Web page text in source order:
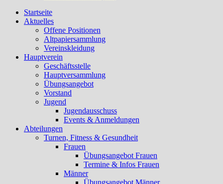
Startseite
Aktuelles
Offene Positionen
Altpapiersammlung
Vereinskleidung
Hauptverein
Geschäftsstelle
Hauptversammlung
Übungsangebot
Vorstand
Jugend
Jugendausschuss
Events & Anmeldungen
Abteilungen
Turnen, Fitness & Gesundheit
Frauen
Übungsangebot Frauen
Termine & Infos Frauen
Männer
Übungsangebot Männer